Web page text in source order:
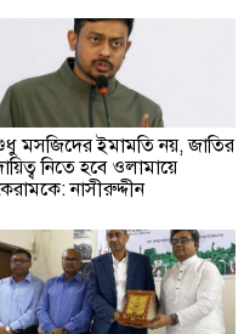
মসজিদের ইমামতি নয়, জাতির
নিতে হবে ওলামায়ে
নাসীরুদ্দীন